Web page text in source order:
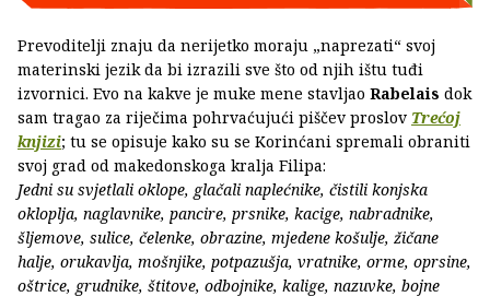
Prevoditelji znaju da nerijetko moraju „naprezati“ svoj
materinski jezik da bi izrazili sve što od njih ištu tuđi
izvornici. Evo na kakve je muke mene stavljao Rabelais dok
sam tragao za riječima pohrvaćujući piščev proslov Trećoj
knjizi; tu se opisuje kako su se Korinćani spremali obraniti
svoj grad od makedonskoga kralja Filipa:
Jedni su svjetlali oklope, glačali naplećnike, čistili konjska
okloplja, naglavnike, pancire, prsnike, kacige, nabradnike,
šljemove, sulice, čelenke, obrazine, mjedene košulje, žičane
halje, orukavlja, mošnjike, potpazušja, vratnike, orme, oprsine,
oštrice, grudnike, štitove, odbojnike, kalige, nazuvke, bojne